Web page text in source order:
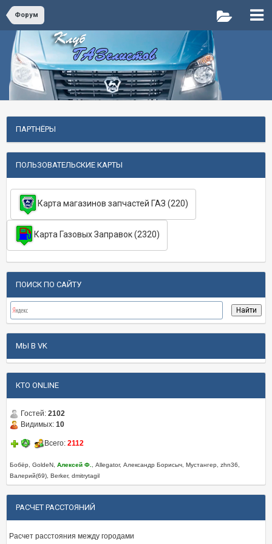
Форум
ПАРТНЁРЫ
ПОЛЬЗОВАТЕЛЬСКИЕ КАРТЫ
Карта магазинов запчастей ГАЗ (220)
Карта Газовых Заправок (2320)
ПОИСК ПО САЙТУ
МЫ В VK
КТО ONLINE
Гостей: 2102
Видимых: 10
Всего: 2112
Бобёр, GoldeN, Алексей Ф.
, Allegator, Александр Борисыч, Мустангер, zhn36,
Валерий(69), Berker, dmitrytagil
РАСЧЕТ РАССТОЯНИЙ
Расчет расстояния между городами